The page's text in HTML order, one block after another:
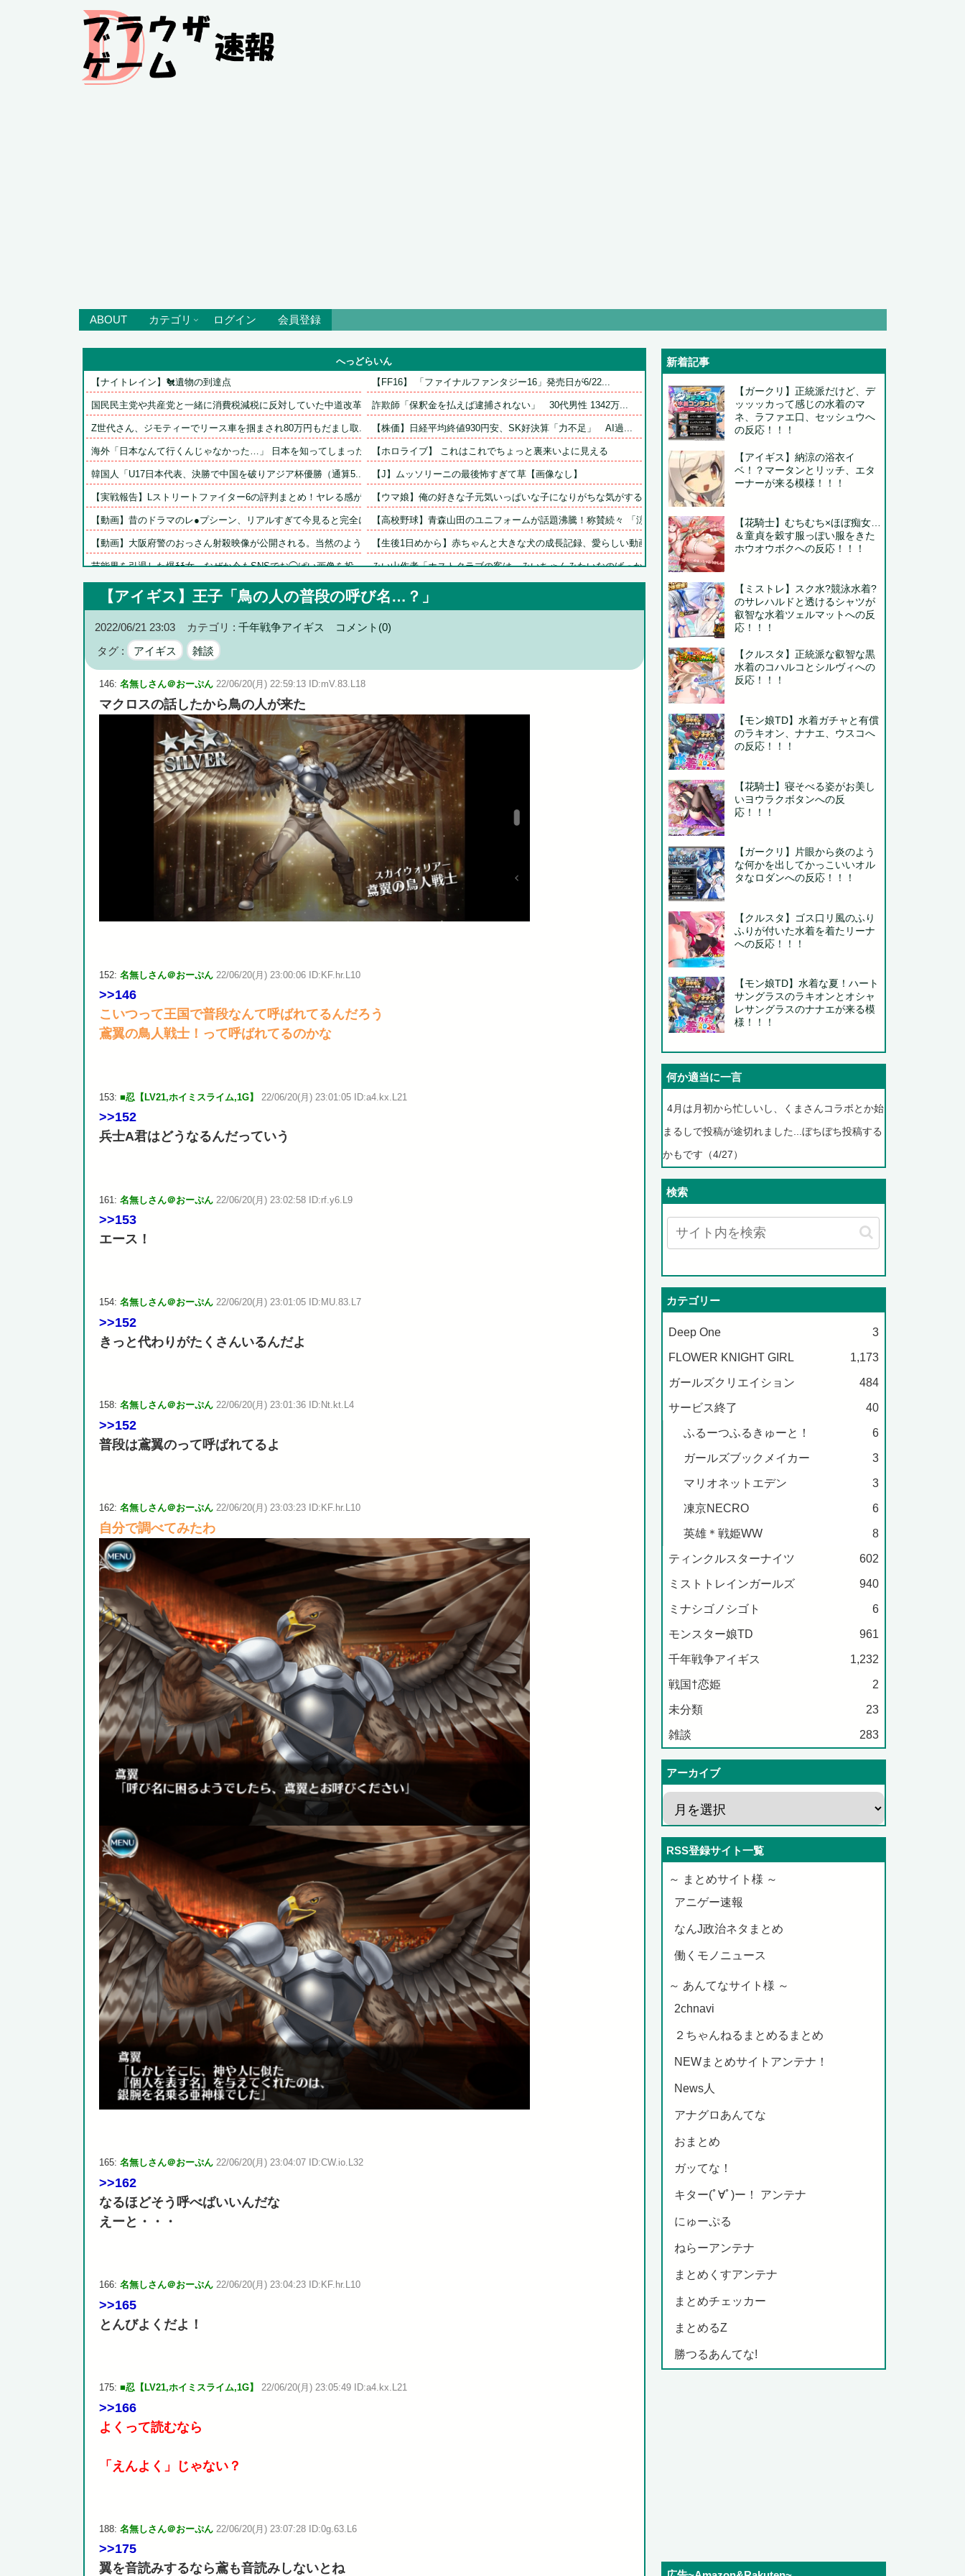
ABOUT カテゴリ ログイン 会員登録
へっどらいん
【ナイトレイン】🐔遺物の到達点
国民民主党や共産党と一緒に消費税減税に反対していた中道改革連...
Z世代さん、ジモティーでリース車を掴まされ80万円もだまし取...
海外「日本なんて行くんじゃなかった…」 日本を知ってしまった...
韓国人「U17日本代表、決勝で中国を破りアジア杯優勝（通算5...
【実戦報告】Lストリートファイター6の評判まとめ！ヤレる感が...
【動画】昔のドラマのレ●プシーン、リアルすぎて今見ると完全に...
【動画】大阪府警のおっさん射殺映像が公開される。当然のように...
芸能界を引退した爆ﾁﾁ女、なぜか今もSNSでお◯ぱい画像を投...
カープ小園＆ファビ、巨人又木から逆転タイムリー！秋山も2塁打...
【遊戯王】サイバーストラクはなんなんこれ？
【スパロボ】インパクトやアルファ外伝くらいのバランス求む！！...
広島県知事ら「核抑止論、根本的におかしい。軍拡競争を助長し世...
Powered by livedoor 相互RSS
【FF16】 「ファイナルファンタジー16」発売日が6/22...
詐欺師「保釈金を払えば逮捕されない」　30代男性 1342万...
【株価】日経平均終値930円安、SK好決算「力不足」　AI過...
【ホロライブ】 これはこれでちょっと裏来いよに見える
【J】ムッソリーニの最後怖すぎて草【画像なし】
【ウマ娘】俺の好きな子元気いっぱいな子になりがちな気がする。...
【高校野球】青森山田のユニフォームが話題沸騰！称賛続々 「涼...
【生後1日めから】赤ちゃんと大きな犬の成長記録、愛らしい動画...
みい山作者「ホストクラブの客は、みいちゃんみたいなのばっか」
【財務省】エース級の財務官僚・一松旬氏が“異例転出”へ！？官...
「住信SBI」が「ドコモの銀行」に変わってうんざりしてるやつ...
【アイギス】王子「鳥の人の普段の呼び名…？」
2022/06/21 23:03 カテゴリ : 千年戦争アイギス
コメント(0)
タグ :
アイギス 雑談
146: 名無しさん＠おーぷん 22/06/20(月) 22:59:13 ID:mV.83.L18
マクロスの話したから鳥の人が来た
152: 名無しさん＠おーぷん 22/06/20(月) 23:00:06 ID:KF.hr.L10
>>146
こいつって王国で普段なんて呼ばれてるんだろう
鳶翼の鳥人戦士！って呼ばれてるのかな
153: ■忍【LV21,ホイミスライム,1G】 22/06/20(月) 23:01:05 ID:a4.kx.L21
>>152
兵士A君はどうなるんだっていう
161: 名無しさん＠おーぷん 22/06/20(月) 23:02:58 ID:rf.y6.L9
>>153
エース！
154: 名無しさん＠おーぷん 22/06/20(月) 23:01:05 ID:MU.83.L7
>>152
きっと代わりがたくさんいるんだよ
158: 名無しさん＠おーぷん 22/06/20(月) 23:01:36 ID:Nt.kt.L4
>>152
普段は鳶翼のって呼ばれてるよ
162: 名無しさん＠おーぷん 22/06/20(月) 23:03:23 ID:KF.hr.L10
自分で調べてみたわ
165: 名無しさん＠おーぷん 22/06/20(月) 23:04:07 ID:CW.io.L32
>>162
なるほどそう呼べばいいんだな
えーと・・・
166: 名無しさん＠おーぷん 22/06/20(月) 23:04:23 ID:KF.hr.L10
>>165
とんびよくだよ！
175: ■忍【LV21,ホイミスライム,1G】 22/06/20(月) 23:05:49 ID:a4.kx.L21
>>166
よくって読むなら
「えんよく」じゃない？
188: 名無しさん＠おーぷん 22/06/20(月) 23:07:28 ID:0g.63.L6
>>175
翼を音読みするなら鳶も音読みしないとね
新着記事
【ガークリ】正統派だけど、デ
ッッッカって感じの水着のマ
ネ、ラファエ口、セッシュウへ
の反応！！！
【アイギス】納涼の浴衣イ
ベ！？マータンとリッチ、エタ
ーナーが来る模様！！！
【花騎士】むちむち×ほぼ痴女…
＆童貞を穀す服っぽい服をきた
ホウオウボクへの反応！！！
【ミストレ】スク水?競泳水着?
のサレハルドと透けるシャツが
叡智な水着ツェルマットへの反
応！！！
【クルスタ】正統派な叡智な黒
水着のコハルコとシルヴィへの
反応！！！
【モン娘TD】水着ガチャと有償
のラキオン、ナナエ、ウスコへ
の反応！！！
【花騎士】寝そべる姿がお美し
いヨウラクボタンへの反
応！！！
【ガークリ】片眼から炎のよう
な何かを出してかっこいいオル
タなロダンへの反応！！！
【クルスタ】ゴス口リ風のふり
ふりが付いた水着を着たリーナ
への反応！！！
【モン娘TD】水着な夏！ハート
サングラスのラキオンとオシャ
レサングラスのナナエが来る模
様！！！
何か適当に一言
4月は月初から忙しいし、くまさんコラボとか始
まるしで投稿が途切れました...ぼちぼち投稿する
かもです（4/27）
検索
カテゴリー
Deep One 3
FLOWER KNIGHT GIRL 1,173
ガールズクリエイション 484
サービス終了 40
ふるーつふるきゅーと！ 6
ガールズブックメイカー 3
マリオネットエデン 3
凍京NECRO 6
英雄＊戦姫WW 8
ティンクルスターナイツ 602
ミストトレインガールズ 940
ミナシゴノシゴト 6
モンスター娘TD 961
千年戦争アイギス 1,232
戦国†恋姫 2
未分類 23
雑談 283
アーカイブ
RSS登録サイト一覧
～ まとめサイト様 ～
アニゲー速報
なんJ政治ネタまとめ
働くモノニュース
～ あんてなサイト様 ～
2chnavi
２ちゃんねるまとめるまとめ
NEWまとめサイトアンテナ！
News人
アナグロあんてな
おまとめ
ガッてな！
キター(ﾟ∀ﾟ)ー！ アンテナ
にゅーぷる
ねらーアンテナ
まとめくすアンテナ
まとめチェッカー
まとめるZ
勝つるあんてな!